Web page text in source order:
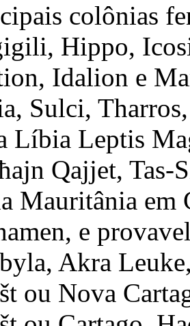
colônias
Hippo,
Idalion e
Sulci,
Líbia Leptis
Qajjet,
Mauritânia em
e
Akra
ou Nova